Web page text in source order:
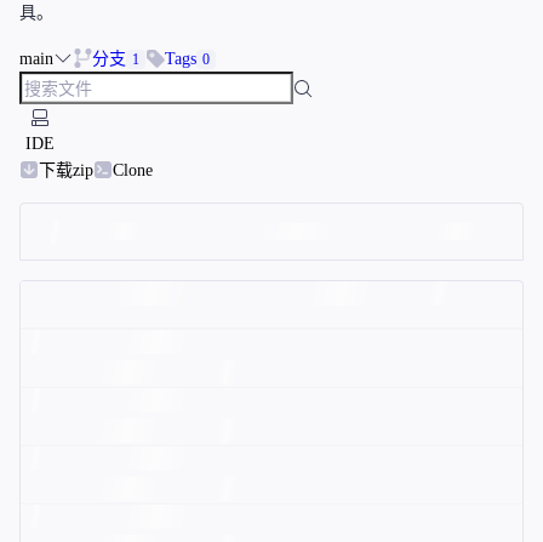
具。
main 分支 1 Tags 0
IDE
下载zip
Clone